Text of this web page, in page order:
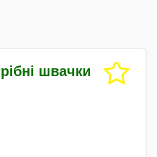
швачки